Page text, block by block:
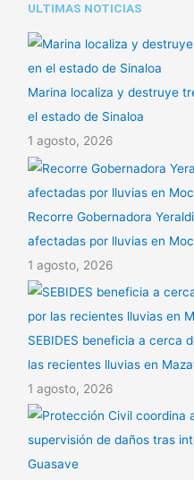
ULTIMAS NOTICIAS
Marina localiza y destruye
el estado de Sinaloa
1 agosto, 2026
Recorre Gobernadora
afectadas por lluvias en
1 agosto, 2026
SEBIDES beneficia a cerca
las recientes lluvias en
1 agosto, 2026